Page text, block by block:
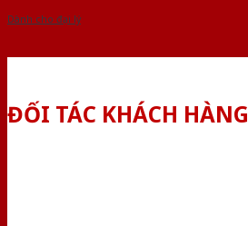
Dành cho đại lý
ĐỐI TÁC KHÁCH HÀNG